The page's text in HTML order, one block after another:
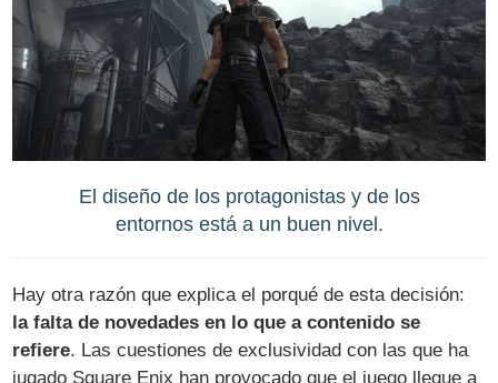
El diseño de los protagonistas y de los
entornos está a un buen nivel.
Hay otra razón que explica el porqué de esta decisión:
la falta de novedades en lo que a contenido se
refiere. Las cuestiones de exclusividad con las que ha
jugado Square Enix han provocado que el juego llegue a